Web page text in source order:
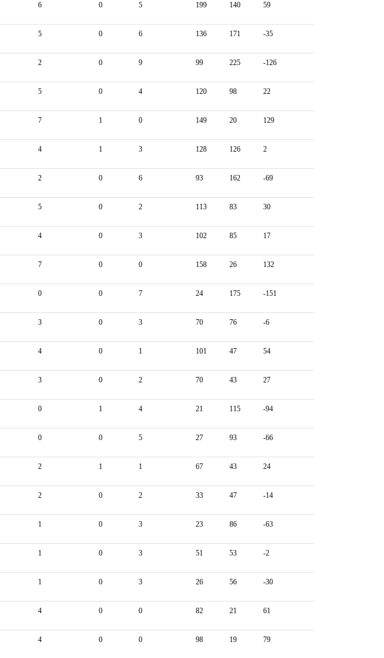
6 0 5 199 140 59
5 0 6 136 171 -35
2 0 9 99 225 -126
5 0 4 120 98 22
7 1 0 149 20 129
4 1 3 128 126 2
2 0 6 93 162 -69
5 0 2 113 83 30
4 0 3 102 85 17
7 0 0 158 26 132
0 0 7 24 175 -151
3 0 3 70 76 -6
4 0 1 101 47 54
3 0 2 70 43 27
0 1 4 21 115 -94
0 0 5 27 93 -66
2 1 1 67 43 24
2 0 2 33 47 -14
1 0 3 23 86 -63
1 0 3 51 53 -2
1 0 3 26 56 -30
4 0 0 82 21 61
4 0 0 98 19 79